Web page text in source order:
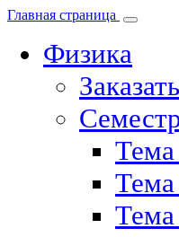
Главная страница
Физика
Тема
Тема